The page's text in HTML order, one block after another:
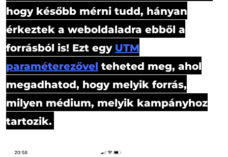
hogy később mérni tudd, hányan
érkeztek a weboldaladra ebből a
forrásból is! Ezt egy UTM
paraméterezővel teheted meg, ahol
megadhatod, hogy melyik forrás,
milyen médium, melyik kampányhoz
tartozik.